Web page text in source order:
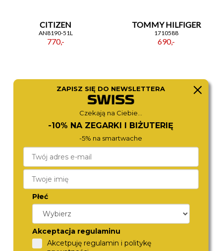
CITIZEN
AN8190-51L
770,-
TOMMY HILFIGER
1710588
690,-
AN8201-57L
780,-
TOMMY HILFIGER
790,-
ZAPISZ SIĘ DO NEWSLETTERA
Czekają na Ciebie...
-10% NA ZEGARKI I BIŻUTERIĘ
-5% na smartwache
Płeć
Akceptacja regulaminu
Akcetpuję regulamin i politykę